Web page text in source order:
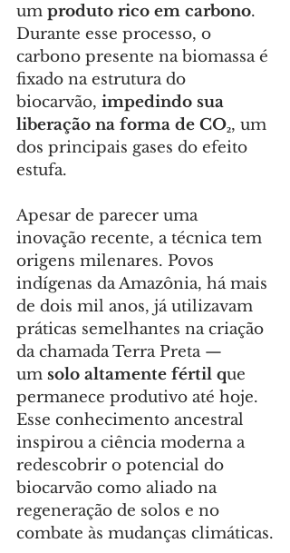
um produto rico em carbono.
Durante esse processo, o
carbono presente na biomassa é
fixado na estrutura do
biocarvão, impedindo sua
liberação na forma de CO₂, um
dos principais gases do efeito
estufa.
Apesar de parecer uma
inovação recente, a técnica tem
origens milenares. Povos
indígenas da Amazônia, há mais
de dois mil anos, já utilizavam
práticas semelhantes na criação
da chamada Terra Preta —
um solo altamente fértil que
permanece produtivo até hoje.
Esse conhecimento ancestral
inspirou a ciência moderna a
redescobrir o potencial do
biocarvão como aliado na
regeneração de solos e no
combate às mudanças climáticas.